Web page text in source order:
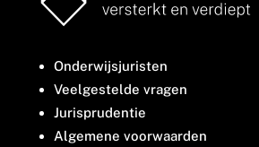
Onderwijsjuristen
Veelgestelde vragen
Jurisprudentie
Algemene voorwaarden